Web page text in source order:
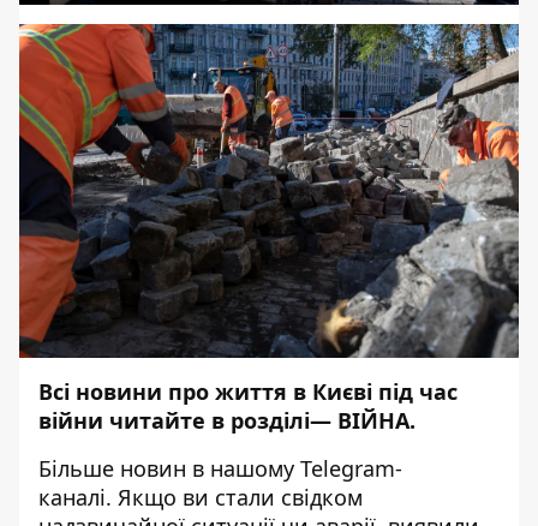
Всі новини про життя в Києві під час
війни читайте в розділі— ВІЙНА.
Більше новин в нашому Telegram-
каналі. Якщо ви стали свідком